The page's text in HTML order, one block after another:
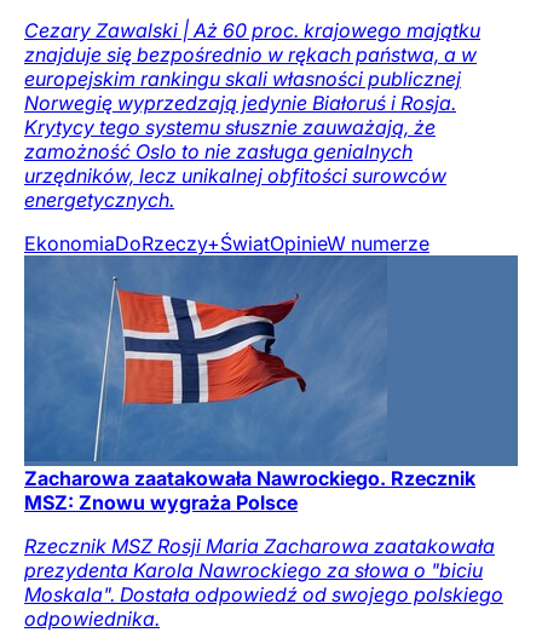
Cezary Zawalski | Aż 60 proc. krajowego majątku
znajduje się bezpośrednio w rękach państwa, a w
europejskim rankingu skali własności publicznej
Norwegię wyprzedzają jedynie Białoruś i Rosja.
Krytycy tego systemu słusznie zauważają, że
zamożność Oslo to nie zasługa genialnych
urzędników, lecz unikalnej obfitości surowców
energetycznych.
EkonomiaDoRzeczy+ŚwiatOpinieW numerze
Zacharowa zaatakowała Nawrockiego. Rzecznik
MSZ: Znowu wygraża Polsce
Rzecznik MSZ Rosji Maria Zacharowa zaatakowała
prezydenta Karola Nawrockiego za słowa o "biciu
Moskala". Dostała odpowiedź od swojego polskiego
odpowiednika.